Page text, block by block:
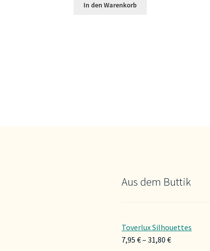
In den Warenkorb
Aus dem Buttik
Toverlux Silhouettes
7,95€–31,80€Preisspanne: